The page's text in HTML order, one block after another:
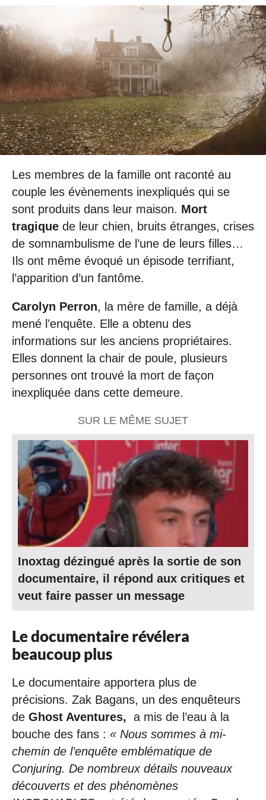
Les membres de la famille ont raconté au
couple les évènements inexpliqués qui se
sont produits dans leur maison. Mort
tragique de leur chien, bruits étranges, crises
de somnambulisme de l’une de leurs filles…
Ils ont même évoqué un épisode terrifiant,
l’apparition d’un fantôme.
Carolyn Perron, la mère de famille, a déjà
mené l’enquête. Elle a obtenu des
informations sur les anciens propriétaires.
Elles donnent la chair de poule, plusieurs
personnes ont trouvé la mort de façon
inexpliquée dans cette demeure.
SUR LE MÊME SUJET
Inoxtag dézingué après la sortie de son
documentaire, il répond aux critiques et
veut faire passer un message
Le documentaire révélera
beaucoup plus
Le documentaire apportera plus de
précisions. Zak Bagans, un des enquêteurs
de Ghost Aventures, a mis de l’eau à la
bouche des fans : « Nous sommes à mi-
chemin de l’enquête emblématique de
Conjuring. De nombreux détails nouveaux
découverts et des phénomènes